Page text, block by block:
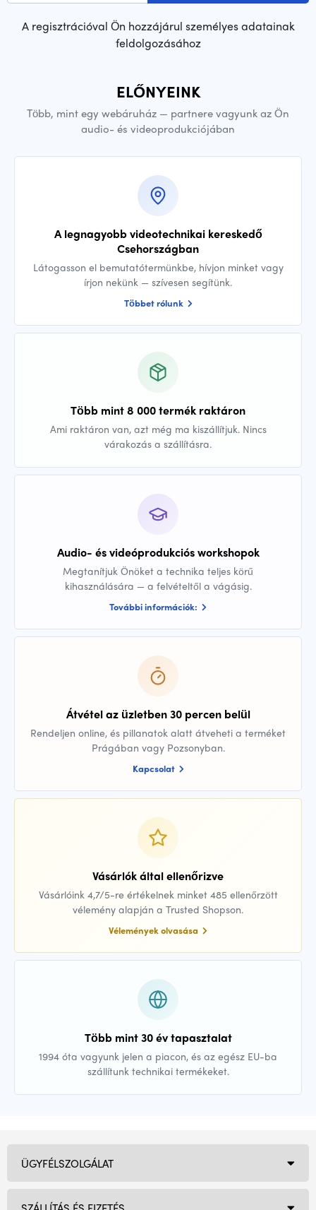
A regisztrációval Ön hozzájárul személyes adatainak
feldolgozásához
ELŐNYEINK
Több, mint egy webáruház — partnere vagyunk az Ön
audio- és videoprodukciójában
A legnagyobb videotechnikai kereskedő
Csehországban
Látogasson el bemutatótermünkbe, hívjon minket vagy
írjon nekünk — szívesen segítünk.
Többet rólunk
Több mint 8 000 termék raktáron
Ami raktáron van, azt még ma kiszállítjuk. Nincs
várakozás a szállításra.
Audio- és videóprodukciós workshopok
Megtanítjuk Önöket a technika teljes körű
kihasználására — a felvételtől a vágásig.
További információk:
Átvétel az üzletben 30 percen belül
Rendeljen online, és pillanatok alatt átveheti a terméket
Prágában vagy Pozsonyban.
Kapcsolat
Vásárlók által ellenőrizve
Vásárlóink 4,7/5-re értékelnek minket 485 ellenőrzött
vélemény alapján a Trusted Shopson.
Vélemények olvasása
Több mint 30 év tapasztalat
1994 óta vagyunk jelen a piacon, és az egész EU-ba
szállítunk technikai termékeket.
ÜGYFÉLSZOLGÁLAT